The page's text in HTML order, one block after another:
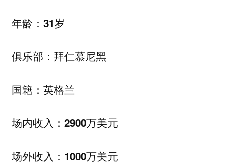
年龄：31岁
俱乐部：拜仁慕尼黑
国籍：英格兰
场内收入：2900万美元
场外收入：1000万美元